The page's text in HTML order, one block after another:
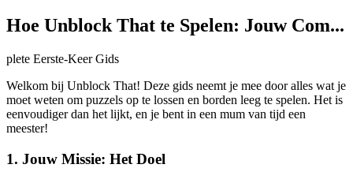
Hoe Unblock That te Spelen: Jouw Com...
plete Eerste-Keer Gids
Welkom bij Unblock That! Deze gids neemt je mee door alles wat je
moet weten om puzzels op te lossen en borden leeg te spelen. Het is
eenvoudiger dan het lijkt, en je bent in een mum van tijd een
meester!
1. Jouw Missie: Het Doel